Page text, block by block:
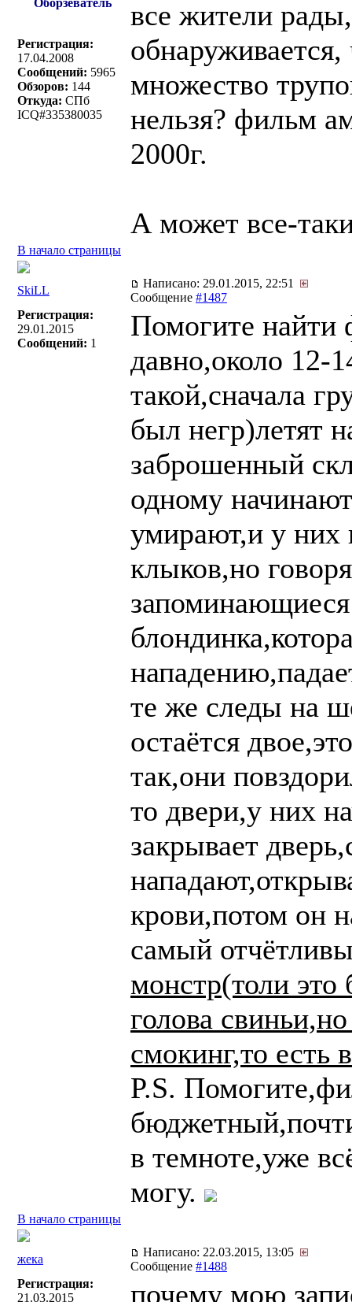
Оборзеватель
Регистрация:
17.04.2008
Сообщений: 5965
Обзоров: 144
Откуда: СПб
ICQ#335380035
все жители
множество
нельзя? фильм
2000г.
А может все-
В начало страницы
SkiLL
Написано: 29.01.2015, 22:51
Сообщение #1487
Регистрация:
29.01.2015
Сообщений: 1
Помогите найти
давно,около 12-
такой,сначала
был негр)летят
заброшенный
одному
умирают,и у них
клыков,но
те же следы на
остаётся
так,они
то двери,у них
закрывает
крови,потом он
самый
монстр(толи это
голова
смокинг,то
P.S.
в темноте,уже
могу.
В начало страницы
жека
Написано: 22.03.2015, 13:05
Сообщение #1488
Регистрация:
21.03.2015
почему мою